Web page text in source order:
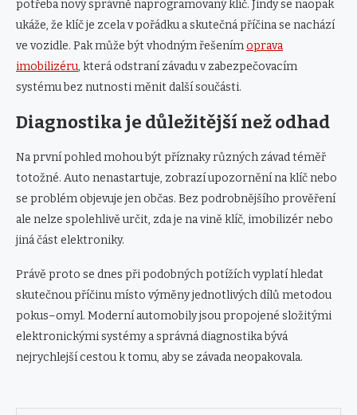
potřeba nový správně naprogramovaný klíč. Jindy se naopak
ukáže, že klíč je zcela v pořádku a skutečná příčina se nachází
ve vozidle. Pak může být vhodným řešenímoprava
imobilizéru, která odstraní závadu v zabezpečovacím
systému bez nutnosti měnit další součásti.
Diagnostika je důležitější než odhad
Na první pohled mohou být příznaky různých závad téměř
totožné. Auto nenastartuje, zobrazí upozornění na klíč nebo
se problém objevuje jen občas. Bez podrobnějšího prověření
ale nelze spolehlivě určit, zda je na vině klíč, imobilizér nebo
jiná část elektroniky.
Právě proto se dnes při podobných potížích vyplatí hledat
skutečnou příčinu místo výměny jednotlivých dílů metodou
pokus–omyl. Moderní automobily jsou propojené složitými
elektronickými systémy a správná diagnostika bývá
nejrychlejší cestou k tomu, aby se závada neopakovala.